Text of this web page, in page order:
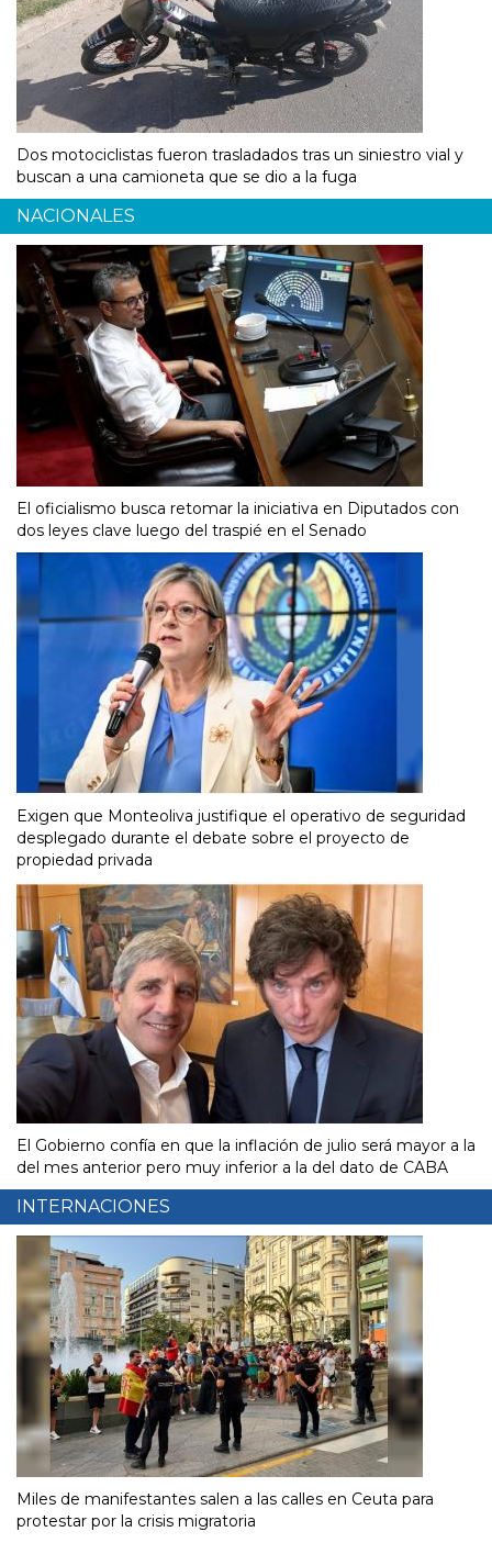
Dos motociclistas fueron trasladados tras un siniestro vial y
buscan a una camioneta que se dio a la fuga
NACIONALES
El oficialismo busca retomar la iniciativa en Diputados con
dos leyes clave luego del traspié en el Senado
Exigen que Monteoliva justifique el operativo de seguridad
desplegado durante el debate sobre el proyecto de
propiedad privada
El Gobierno confía en que la inflación de julio será mayor a la
del mes anterior pero muy inferior a la del dato de CABA
INTERNACIONES
Miles de manifestantes salen a las calles en Ceuta para
protestar por la crisis migratoria